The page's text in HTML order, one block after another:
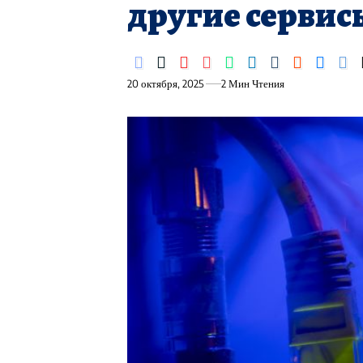
другие
20 октября, 2025 2 Мин Чтения